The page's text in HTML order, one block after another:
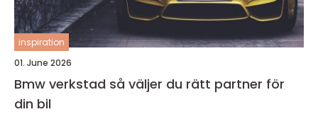
inspiration
01. June 2026
Bmw verkstad så väljer du rätt partner för
din bil